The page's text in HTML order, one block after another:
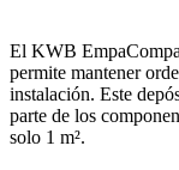
El KWB
permite mantener
instalación. Este
parte de los
solo 1 m².